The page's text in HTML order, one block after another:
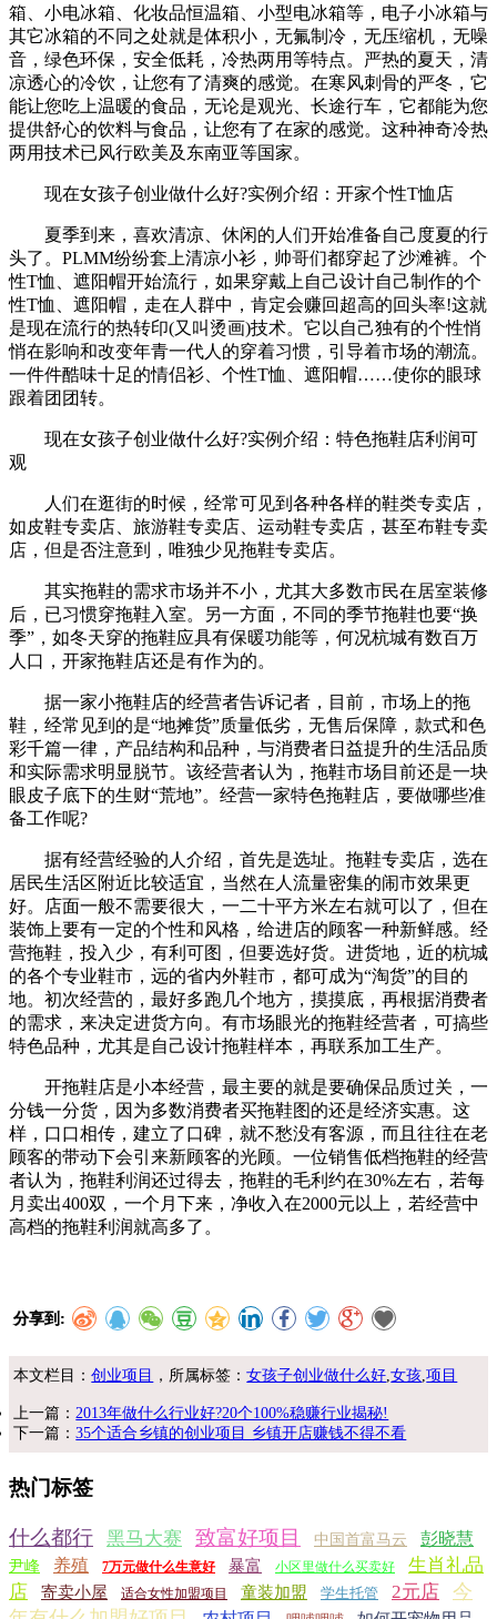
箱、小电冰箱、化妆品恒温箱、小型电冰箱等，电子小冰箱与
其它冰箱的不同之处就是体积小，无氟制冷，无压缩机，无噪
音，绿色环保，安全低耗，冷热两用等特点。严热的夏天，清
凉透心的冷饮，让您有了清爽的感觉。在寒风刺骨的严冬，它
能让您吃上温暖的食品，无论是观光、长途行车，它都能为您
提供舒心的饮料与食品，让您有了在家的感觉。这种神奇冷热
两用技术已风行欧美及东南亚等国家。
现在女孩子创业做什么好?实例介绍：开家个性T恤店
夏季到来，喜欢清凉、休闲的人们开始准备自己度夏的行
头了。PLMM纷纷套上清凉小衫，帅哥们都穿起了沙滩裤。个
性T恤、遮阳帽开始流行，如果穿戴上自己设计自己制作的个
性T恤、遮阳帽，走在人群中，肯定会赚回超高的回头率!这就
是现在流行的热转印(又叫烫画)技术。它以自己独有的个性悄
悄在影响和改变年青一代人的穿着习惯，引导着市场的潮流。
一件件酷味十足的情侣衫、个性T恤、遮阳帽……使你的眼球
跟着团团转。
现在女孩子创业做什么好?实例介绍：特色拖鞋店利润可
观
人们在逛街的时候，经常可见到各种各样的鞋类专卖店，
如皮鞋专卖店、旅游鞋专卖店、运动鞋专卖店，甚至布鞋专卖
店，但是否注意到，唯独少见拖鞋专卖店。
其实拖鞋的需求市场并不小，尤其大多数市民在居室装修
后，已习惯穿拖鞋入室。另一方面，不同的季节拖鞋也要“换
季”，如冬天穿的拖鞋应具有保暖功能等，何况杭城有数百万
人口，开家拖鞋店还是有作为的。
据一家小拖鞋店的经营者告诉记者，目前，市场上的拖
鞋，经常见到的是“地摊货”质量低劣，无售后保障，款式和色
彩千篇一律，产品结构和品种，与消费者日益提升的生活品质
和实际需求明显脱节。该经营者认为，拖鞋市场目前还是一块
眼皮子底下的生财“荒地”。经营一家特色拖鞋店，要做哪些准
备工作呢?
据有经营经验的人介绍，首先是选址。拖鞋专卖店，选在
居民生活区附近比较适宜，当然在人流量密集的闹市效果更
好。店面一般不需要很大，一二十平方米左右就可以了，但在
装饰上要有一定的个性和风格，给进店的顾客一种新鲜感。经
营拖鞋，投入少，有利可图，但要选好货。进货地，近的杭城
的各个专业鞋市，远的省内外鞋市，都可成为“淘货”的目的
地。初次经营的，最好多跑几个地方，摸摸底，再根据消费者
的需求，来决定进货方向。有市场眼光的拖鞋经营者，可搞些
特色品种，尤其是自己设计拖鞋样本，再联系加工生产。
开拖鞋店是小本经营，最主要的就是要确保品质过关，一
分钱一分货，因为多数消费者买拖鞋图的还是经济实惠。这
样，口口相传，建立了口碑，就不愁没有客源，而且往往在老
顾客的带动下会引来新顾客的光顾。一位销售低档拖鞋的经营
者认为，拖鞋利润还过得去，拖鞋的毛利约在30%左右，若每
月卖出400双，一个月下来，净收入在2000元以上，若经营中
高档的拖鞋利润就高多了。
分享到:
本文栏目：创业项目 ，所属标签：女孩子创业做什么好 ,女孩 ,项目
上一篇： 2013年做什么行业好?20个100%稳赚行业揭秘!
下一篇：35个适合乡镇的创业项目 乡镇开店赚钱不得不看
热门标签
什么都行 黑马大赛 致富好项目 中国首富马云 彭晓慧
尹峰 养殖 7万元做什么生意好 暴富 小区里做什么买卖好
生肖礼品
店
寄卖小屋 适合女性加盟项目 童装加盟 学生托管 2元店
今